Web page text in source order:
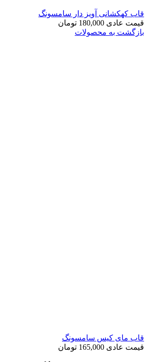
قاب کهکشانی آویز دار سامسونگ
قیمت عادی 180,000 تومان
بازگشت به محصولات
قاب مای کیس سامسونگ
قیمت عادی 165,000 تومان